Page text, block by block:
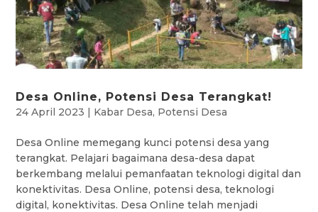
Desa Online, Potensi Desa Terangkat!
24 April 2023 | Kabar Desa, Potensi Desa
Desa Online memegang kunci potensi desa yang
terangkat. Pelajari bagaimana desa-desa dapat
berkembang melalui pemanfaatan teknologi digital dan
konektivitas. Desa Online, potensi desa, teknologi
digital, konektivitas. Desa Online telah menjadi